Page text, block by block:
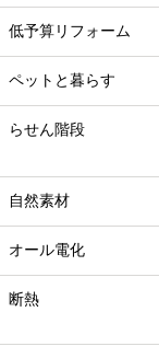
低予算リフォーム
ペットと暮らす
らせん階段
自然素材
オール電化
断熱